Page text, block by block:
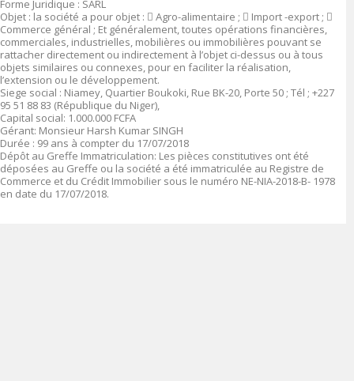
Forme Juridique : SARL
Objet : la société a pour objet :  Agro-alimentaire ;  Import -export ; 
Commerce général ; Et généralement, toutes opérations financières,
commerciales, industrielles, mobilières ou immobilières pouvant se
rattacher directement ou indirectement à l’objet ci-dessus ou à tous
objets similaires ou connexes, pour en faciliter la réalisation,
l’extension ou le développement.
Siege social : Niamey, Quartier Boukoki, Rue BK-20, Porte 50 ; Tél ; +227
95 51 88 83 (République du Niger),
Capital social: 1.000.000 FCFA
Gérant: Monsieur Harsh Kumar SINGH
Durée : 99 ans à compter du 17/07/2018
Dépôt au Greffe Immatriculation: Les pièces constitutives ont été
déposées au Greffe ou la société a été immatriculée au Registre de
Commerce et du Crédit Immobilier sous le numéro NE-NIA-2018-B- 1978
en date du 17/07/2018.